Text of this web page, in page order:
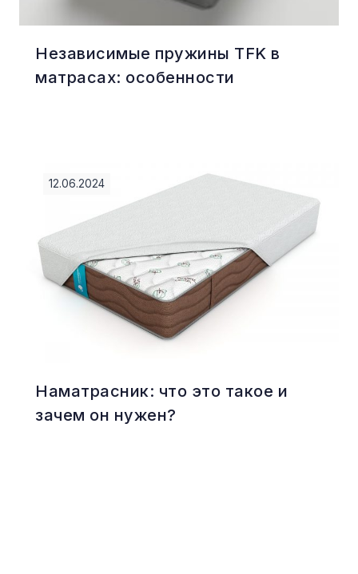
Независимые пружины TFK в
матрасах: особенности
Наматрасник: что это такое и
зачем он нужен?
12.06.2024